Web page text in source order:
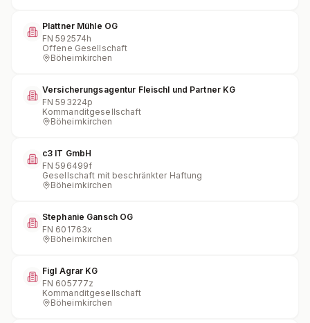
Plattner Mühle OG
FN592574h
Offene Gesellschaft
Böheimkirchen
Versicherungsagentur Fleischl und Partner KG
FN593224p
Kommanditgesellschaft
Böheimkirchen
c3 IT GmbH
FN596499f
Gesellschaft mit beschränkter Haftung
Böheimkirchen
Stephanie Gansch OG
FN 601763x
Böheimkirchen
Figl Agrar KG
FN 605777z
Kommanditgesellschaft
Böheimkirchen